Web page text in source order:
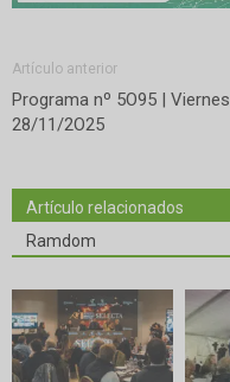
Artículo anterior
Programa nº 5O95 | Viernes
28/11/2O25
Artículo relacionados
Ramdom